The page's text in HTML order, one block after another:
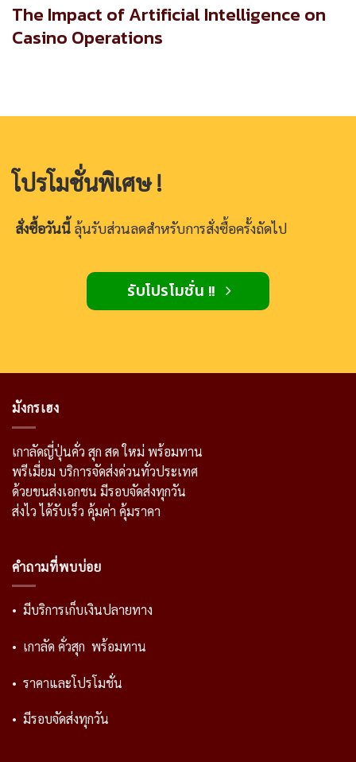
The Impact of Artificial Intelligence on
Casino Operations
โปรโมชั่นพิเศษ !
สั่งซื้อวันนี้ ลุ้นรับส่วนลดสำหรับการสั่งซื้อครั้งถัดไป
รับโปรโมชั่น !!
มังกรเฮง
เกาลัดญี่ปุ่นคั่ว สุก สด ใหม่ พร้อมทาน
พรีเมี่ยม บริการจัดส่งด่วนทั่วประเทศ
ด้วยขนส่งเอกชน มีรอบจัดส่งทุกวัน
ส่งไว ได้รับเร็ว คุ้มค่า คุ้มราคา
คำถามที่พบบ่อย
• มีบริการเก็บเงินปลายทาง
• เกาลัด คั่วสุก พร้อมทาน
• ราคาและโปรโมชั่น
• มีรอบจัดส่งทุกวัน